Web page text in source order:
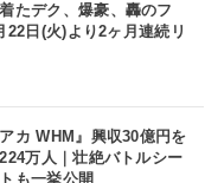
たデク、爆豪、轟のフ
22日(火)より2ヶ月連続リ
カ WHM』興収30億円を
万人｜壮絶バトルシー